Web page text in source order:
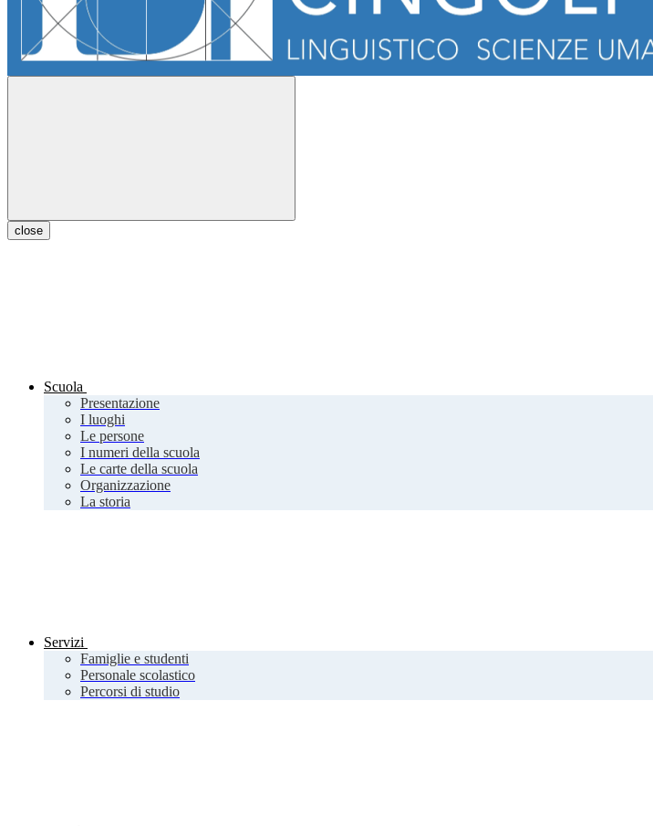
close
Scuola
Presentazione
I luoghi
Le persone
I numeri della scuola
Le carte della scuola
Organizzazione
La storia
Servizi
Famiglie e studenti
Personale scolastico
Percorsi di studio